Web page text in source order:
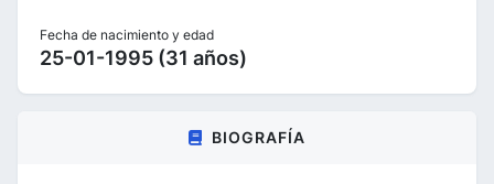
Fecha de nacimiento y edad
25-01-1995 (31 años)
BIOGRAFÍA